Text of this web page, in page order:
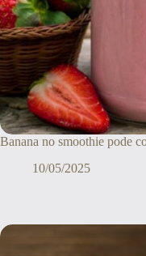
Banana no smoothie pode
10/05/2025